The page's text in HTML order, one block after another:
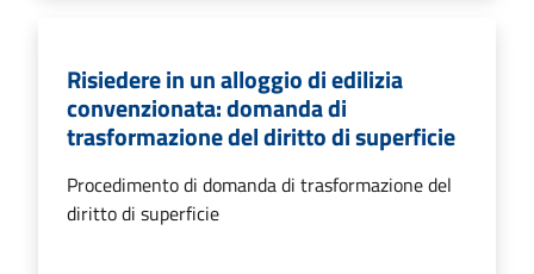
Risiedere in un alloggio di edilizia
convenzionata: domanda di
trasformazione del diritto di superficie
Procedimento di domanda di trasformazione del
diritto di superficie